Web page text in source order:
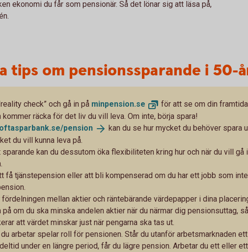
ekonomi du får som pensionär. Så det lönar sig att läsa på,
tips om pensionssparande i 50-
check” och gå in på minpension.se
för att se om din framtida
kommer räcka för det liv du vill leva. Om inte, börja spara!
pension
kan du se hur mycket du behöver spara
du vill kunna leva på.
kan du dessutom öka flexibiliteten kring hur och när du vill gå i
få tjänstepension eller att bli kompenserad om du har ett jobb som
mellan aktier och räntebärande värdepapper i dina
på om du ska minska andelen aktier när du närmar dig pensionsuttag,
att värdet minskar just när pengarna ska tas ut.
du arbetar spelar roll för pensionen. Står du utanför arbetsmarknaden
under en längre period, får du lägre pension. Arbetar du ett eller